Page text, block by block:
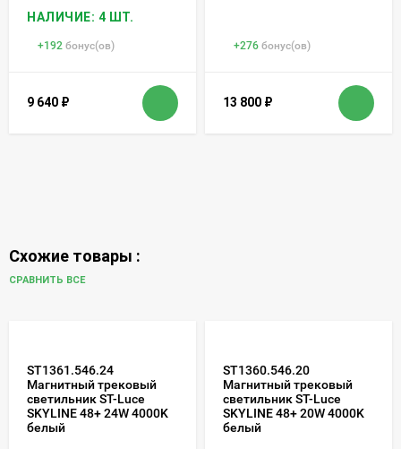
НАЛИЧИЕ: 4 ШТ.
+192 бонус(ов)
9 640 ₽
+276 бонус(ов)
13 800 ₽
Схожие товары :
СРАВНИТЬ ВСЕ
ST1361.546.24
Магнитный трековый
светильник ST-Luce
SKYLINE 48+ 24W 4000K
белый
ST1360.546.20
Магнитный трековый
светильник ST-Luce
SKYLINE 48+ 20W 4000K
белый